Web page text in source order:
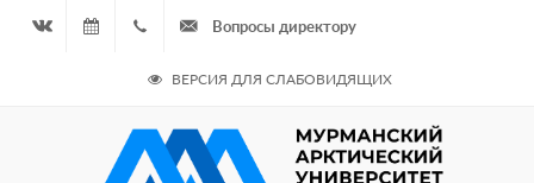
08.08.2026
- Чётная964
Вопросы директору
ВЕРСИЯ ДЛЯ СЛАБОВИДЯЩИХ